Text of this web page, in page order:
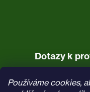
Používáme cookies,
Dotazy k
737 037
(Po–Pá,